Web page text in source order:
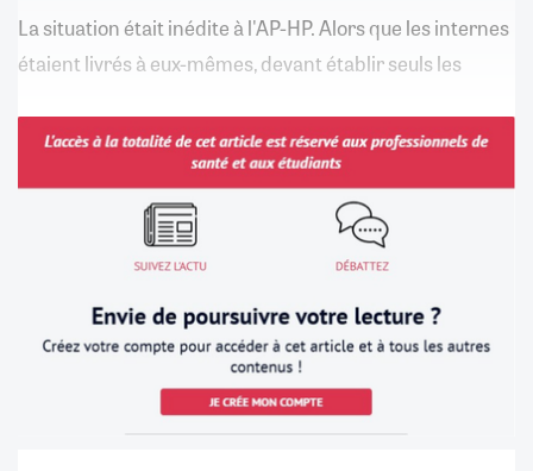
La situation était inédite à l'AP-HP. Alors que les internes
étaient livrés à eux-mêmes, devant établir seuls les